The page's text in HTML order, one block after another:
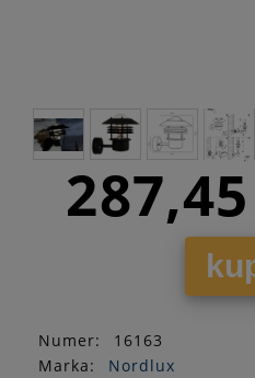
287,45
Numer:
16163
Marka:
Nordlux